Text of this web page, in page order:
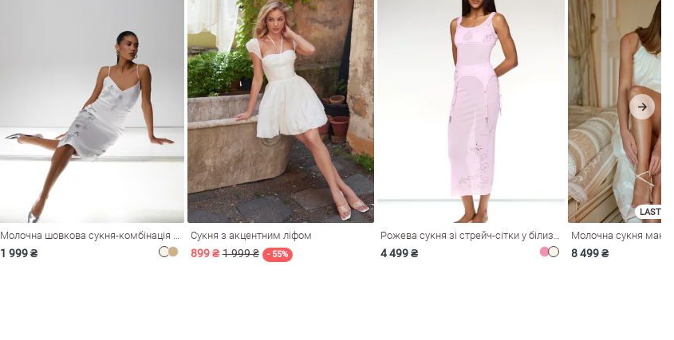
1 999 ₴
Сукня з акцентним ліфом
899 ₴ 1 999 ₴ - 55% 4 499 ₴
LAST
8 499 ₴